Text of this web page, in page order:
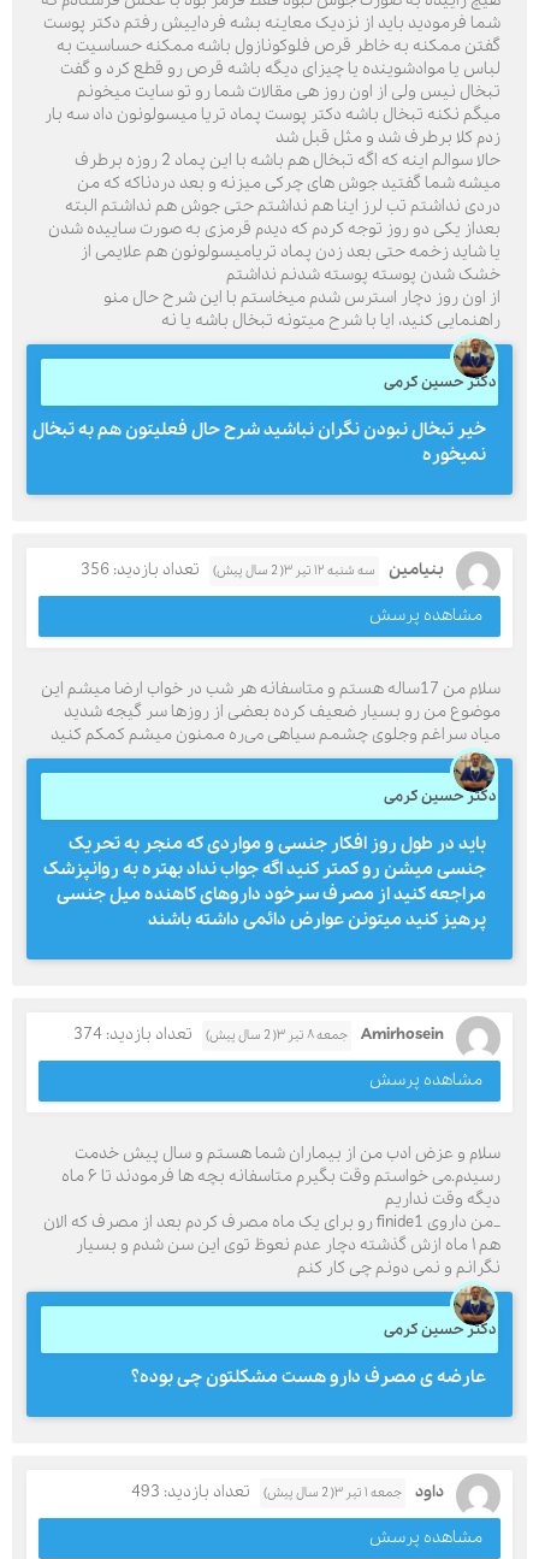
شما فرمودید باید از نزدیک معاینه بشه فرداییش رفتم دکتر پوست
گفتن ممکنه به خاطر قرص فلوکونازول باشه ممکنه حساسیت به
لباس یا موادشوینده یا چیزای دیگه باشه قرص رو قطع کرد و گفت
تبخال نیس ولی از اون روز هی مقالات شما رو تو سایت میخونم
میگم نکنه تبخال باشه دکتر پوست پماد تریا میسولونون داد سه بار
زدم کلا برطرف شد و مثل قبل شد
حالا سوالم اینه که اگه تبخال هم باشه با این پماد 2 روزه برطرف
میشه شما گفتید جوش های چرکی میزنه و بعد دردناکه که من
دردی نداشتم تب لرز اینا هم نداشتم حتی جو‌ش هم نداشتم البته
بعداز یکی دو روز توجه کردم که دیدم قرمزی به صورت ساییده شدن
یا شاید زخمه حتی بعد زدن پماد تریامیسولونون هم علایمی از
خشک شدن پوسته پوسته شدنم نداشتم
از اون روز دچار استرس شدم میخاستم با این شرح حال منو
راهنمایی کنید، ایا با شرح میتونه تبخال باشه یا نه
دکتر حسین کرمی
خیر تبخال نبودن نگران نباشید شرح حال فعلیتون هم به تبخال
نمیخوره
بنیامین سه شنبه ۱۲ تیر ۳( 2 سال پیش)
تعداد بازدید: 356
مشاهده پرسش
سلام من 17ساله هستم و متاسفانه هر شب در خواب ارضا میشم این
موضوع من رو بسیار ضعیف کرده بعضی از روزها سر گیجه شدید
میاد سراغم وجلوی چشمم سیاهی می‌ره ممنون میشم کمکم کنید
دکتر حسین کرمی
باید در طول روز افکار جنسی و مواردی که منجر به تحریک
جنسی میشن رو کمتر کنید اگه جواب نداد بهتره به روانپزشک
مراجعه کنید از مصرف سرخود داروهای کاهنده میل جنسی
پرهیز کنید میتونن عوارض دائمی داشته باشند
Amirhosein جمعه ۸ تیر ۳( 2 سال پیش)
تعداد بازدید: 374
مشاهده پرسش
سلام و عزض ادب من از بیماران شما هستم و سال پیش خدمت
رسیدم.می خواستم وقت بگیرم متاسفانه بچه ها فرمودند تا ۶ ماه
دیگه وقت نداریم
_من داروی finide1 رو برای یک ماه مصرف کردم بعد از مصرف که الان
هم ۱ ماه ازش گذشته دچار عدم نعوظ توی این سن شدم و بسیار
نگرانم و نمی دونم چی کار کنم
دکتر حسین کرمی
عارضه ی مصرف دارو هست مشکلتون چی بوده؟
داود جمعه ۱ تیر ۳( 2 سال پیش)
تعداد بازدید: 493
مشاهده پرسش